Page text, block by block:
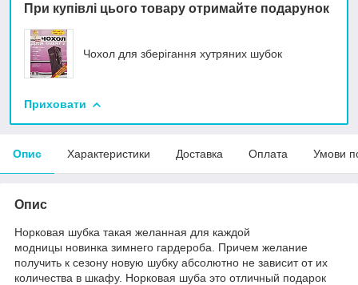
При купівлі цього товару отримайте подарунок
Чохол для зберігання хутряних шубок
Приховати
Опис Характеристики Доставка Оплата Умови
Опис
Норковая шубка такая желанная для каждой
модницы новинка зимнего гардероба. Причем желание
получить к сезону новую шубку абсолютно не зависит от их
количества в шкафу. Норковая шуба это отличный подарок